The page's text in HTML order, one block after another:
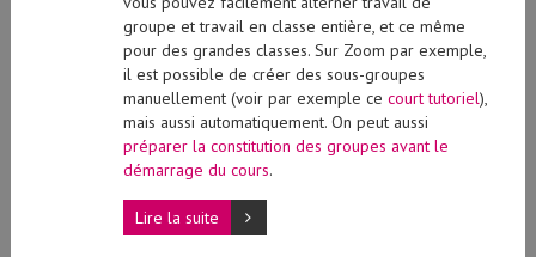
groupe et travail en classe entière, et ce même
pour des grandes classes. Sur Zoom par exemple,
il est possible de créer des sous-groupes
manuellement (voir par exemple ce court tutoriel),
mais aussi automatiquement. On peut aussi
préparer la constitution des groupes avant le
démarrage du cours
Lire la suite